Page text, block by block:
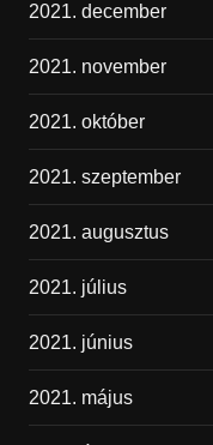
2021. december
2021. november
2021. október
2021. szeptember
2021. augusztus
2021. július
2021. június
2021. május